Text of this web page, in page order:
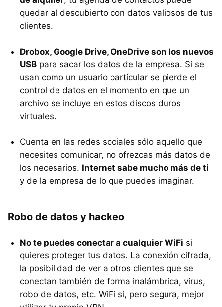
quedar al descubierto con datos valiosos de tus
clientes.
Drobox, Google Drive, OneDrive son los nuevos
USB para sacar los datos de la empresa. Si se
usan como un usuario partícular se pierde el
control de datos en el momento en que un
archivo se incluye en estos discos duros
virtuales.
Cuenta en las redes sociales sólo aquello que
necesites comunicar, no ofrezcas más datos de
los necesarios. Internet sabe mucho más de ti
y de la empresa de lo que puedes imaginar.
Robo de datos y hackeo
No te puedes conectar a cualquier WiFi si
quieres proteger tus datos. La conexión cifrada,
la posibilidad de ver a otros clientes que se
conectan también de forma inalámbrica, virus,
robo de datos, etc. WiFi si, pero segura, mejor